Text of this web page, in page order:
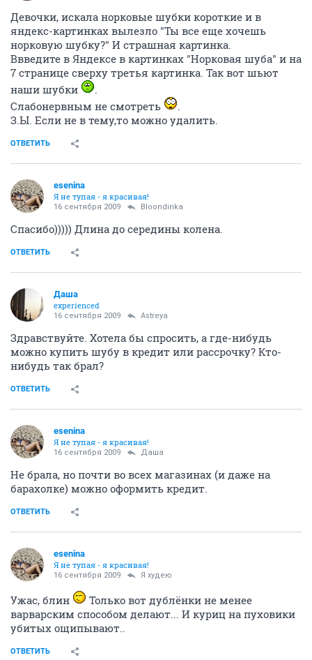
Девочки, искала норковые шубки короткие и в
яндекс-картинках вылезло "Ты все еще хочешь
норковую шубку?" И страшная картинка.
Ввведите в Яндексе в картинках "Норковая шуба" и на
7 странице сверху третья картинка. Так вот шьют
наши шубки
.
Слабонервным не смотреть
.
З.Ы. Если не в тему,то можно удалить.
ОТВЕТИТЬ
esenina
Я не тупая - я красивая!
16 сентября 2009 Bloondinka
Спасибо))))) Длина до середины колена.
ОТВЕТИТЬ
Даша
experienced
16 сентября 2009 Astreya
Здравствуйте. Хотела бы спросить, а где-нибудь
можно купить шубу в кредит или рассрочку? Кто-
нибудь так брал?
ОТВЕТИТЬ
esenina
Я не тупая - я красивая!
16 сентября 2009 Даша
Не брала, но почти во всех магазинах (и даже на
барахолке) можно оформить кредит.
ОТВЕТИТЬ
esenina
Я не тупая - я красивая!
16 сентября 2009 Я худею
Ужас, блин
Только вот дублёнки не менее
варварским способом делают... И куриц на пуховики
убитых ощипывают..
ОТВЕТИТЬ